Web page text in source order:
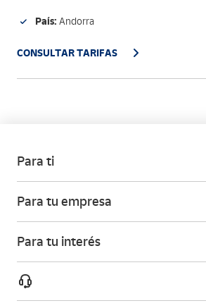
País: Andorra
CONSULTAR TARIFAS
Para ti
Para tu empresa
Para tu interés